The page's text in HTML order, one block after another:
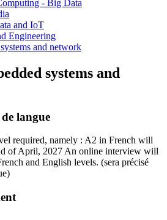
- Big Data
and IoT
Engineering
and network
systems and
langue
required, namely : A2 in French will
of April, 2027 An online interview will
and English levels. (sera précisé